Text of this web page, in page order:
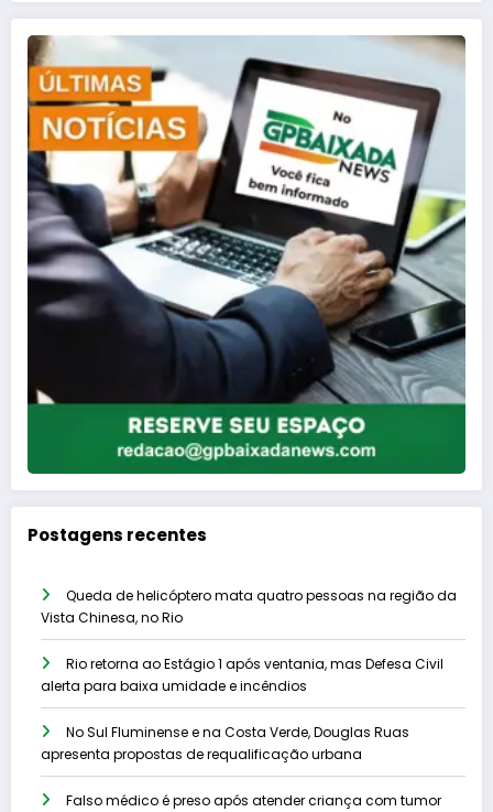
Postagens recentes
Queda de helicóptero mata quatro pessoas na região da
Vista Chinesa, no Rio
Rio retorna ao Estágio 1 após ventania, mas Defesa Civil
alerta para baixa umidade e incêndios
No Sul Fluminense e na Costa Verde, Douglas Ruas
apresenta propostas de requalificação urbana
Falso médico é preso após atender criança com tumor